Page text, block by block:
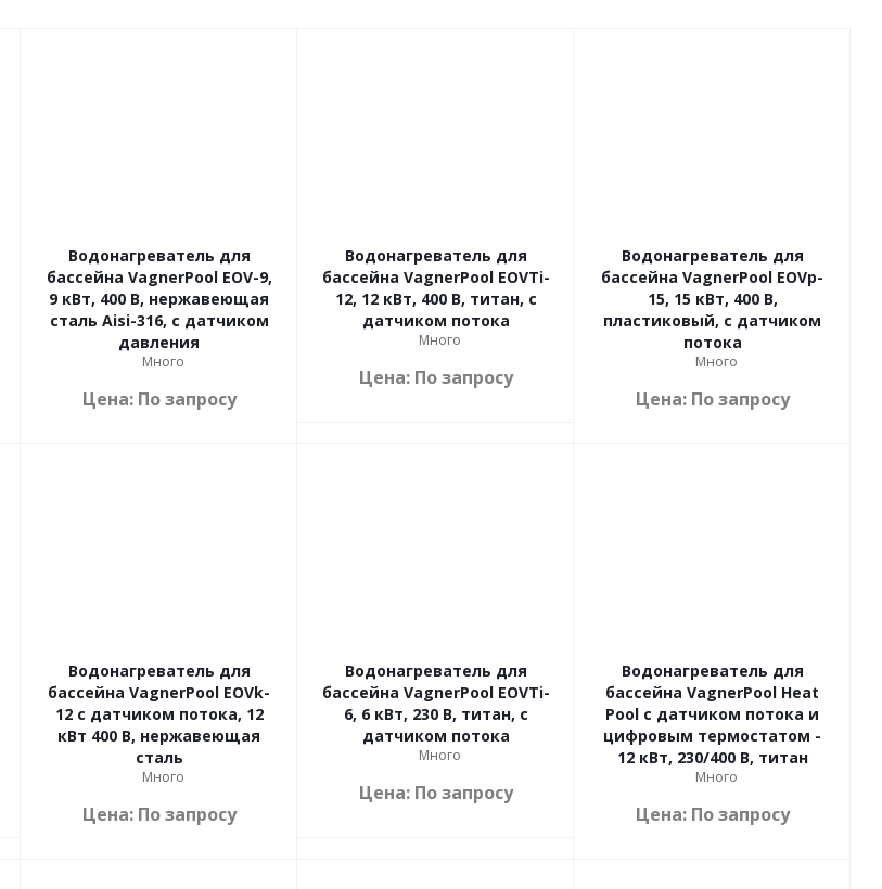
Водонагреватель для
бассейна VagnerPool EOV-9,
9 кВт, 400 В, нержавеющая
сталь Aisi-316, с датчиком
давления
Много
Цена: По запросу
Водонагреватель для
бассейна VagnerPool EOVTi-
12, 12 кВт, 400 В, титан, с
датчиком потока
Много
Цена: По запросу
Водонагреватель для
бассейна VagnerPool EOVp-
15, 15 кВт, 400 В,
пластиковый, с датчиком
потока
Много
Цена: По запросу
Водонагреватель для
бассейна VagnerPool EOVk-
12 с датчиком потока, 12
кВт 400 В, нержавеющая
сталь
Много
Цена: По запросу
Водонагреватель для
бассейна VagnerPool EOVTi-
6, 6 кВт, 230 В, титан, с
датчиком потока
Много
Цена: По запросу
Водонагреватель для
бассейна VagnerPool Heat
Pool с датчиком потока и
цифровым термостатом -
12 кВт, 230/400 В, титан
Много
Цена: По запросу